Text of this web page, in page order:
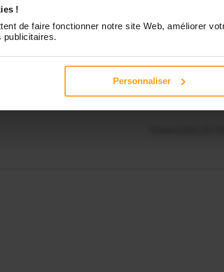
!
de faire fonctionner notre site Web, améliorer
publicitaires.
Personnaliser
Disponible de
Disponible de
Contactez-nous